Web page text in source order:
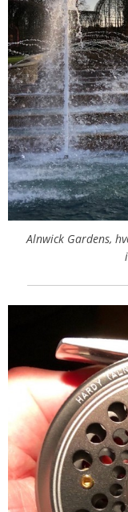
Alnwick Gardens,